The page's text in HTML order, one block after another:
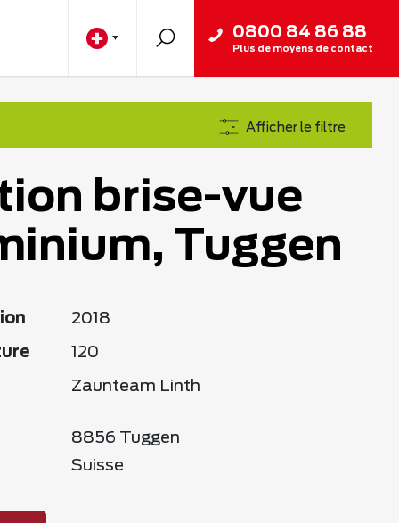
0800 84 86 88
Plus de moyens de contact
Afficher le filtre
brise-vue
Tuggen
2018
120
Zaunteam Linth
8856 Tuggen
Suisse